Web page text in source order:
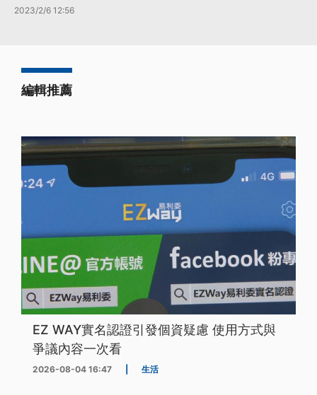
2023/2/6 12:56
編輯推薦
EZ WAY實名認證引發個資疑慮 使用方式與
爭議內容一次看
2026-08-04 16:47 生活